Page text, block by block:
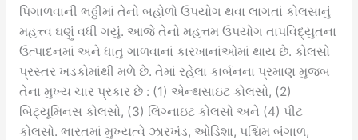
પિગાળવાની ભઠ્ઠીમાં તેનો બહોળો ઉપયોગ થવા લાગતાં કોલસાનું
મહત્ત્વ ઘણું વધી ગયું. આજે તેનો મહત્તમ ઉપયોગ તાપવિદ્યુતના
ઉત્પાદનમાં અને ધાતુ ગાળવાનાં કારખાનાંઓમાં થાય છે. કોલસો
પ્રસ્તર ખડકોમાંથી મળે છે. તેમાં રહેલા કાર્બનના પ્રમાણ મુજબ
તેના મુખ્ય ચાર પ્રકાર છે : (1) એન્થસાઇટ કોલસો, (2)
બિટ્યૂમિનસ કોલસો, (3) લિગ્નાઇટ કોલસો અને (4) પીટ
કોલસો. ભારતમાં મુખ્યત્વે ઝારખંડ, ઓડિશા, પશ્ચિમ બંગાળ,